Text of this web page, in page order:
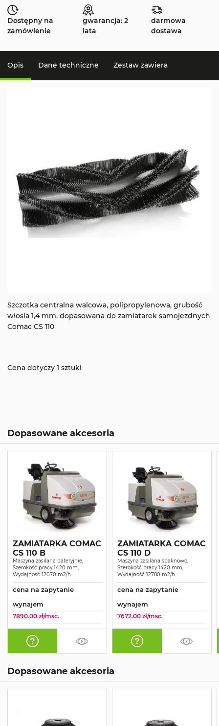
Dostępny na
zamówienie
gwarancja: 2
lata
darmowa
dostawa
Opis Dane techniczne Zestaw zawiera
Szczotka centralna walcowa, polipropylenowa, grubość
włosia 1,4 mm, dopasowana do zamiatarek samojezdnych
Comac CS 110
Cena dotyczy 1 sztuki
Dopasowane akcesoria
ZAMIATARKA COMAC
CS 110 B
Maszyna zasilana bateryjnie,
Szerokość pracy 1420 mm,
Wydajność 12070 m2/h
cena na zapytanie
wynajem
7890.00 zł/msc.
ZAMIATARKA COMAC
CS 110 D
Maszyna zasilana spalinowo,
Szerokość pracy 1420 mm,
Wydajność 12780 m2/h
cena na zapytanie
wynajem
7672.00 zł/msc.
Dopasowane akcesoria